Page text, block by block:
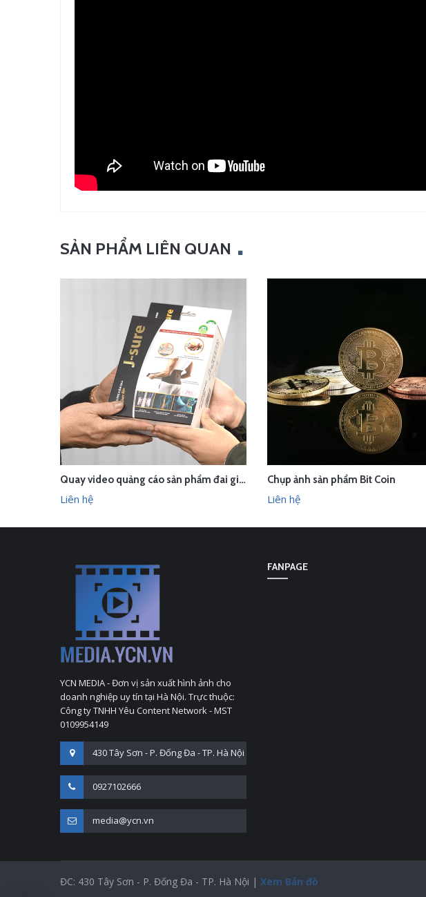
SẢN PHẨM LIÊN QUAN
LIÊN HỆ XEM NHANH
Quay video quảng cáo sản phẩm đai giảm đau J-Sure
Liên hệ
LIÊN HỆ XEM NHANH
Chụp ảnh sản phẩm Bit Coin
Liên hệ
YCN MEDIA - Đơn vị sản xuất hình ảnh cho
doanh nghiệp uy tín tại Hà Nội. Trực thuộc:
Công ty TNHH Yêu Content Network - MST
0109954149
430 Tây Sơn - P. Đống Đa - TP. Hà Nội
0927102666
media@ycn.vn
FANPAGE
ĐC: 430 Tây Sơn - P. Đống Đa - TP. Hà Nội | Xem Bản đồ